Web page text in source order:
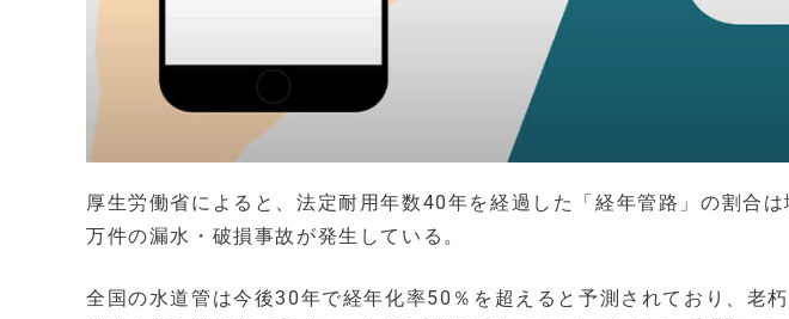
厚生労働省によると、法定耐用年数40年を経過した「経年管路」の割合
万件の漏水・破損事故が発生している。
全国の水道管は今後30年で経年化率50％を超えると予測されており、老